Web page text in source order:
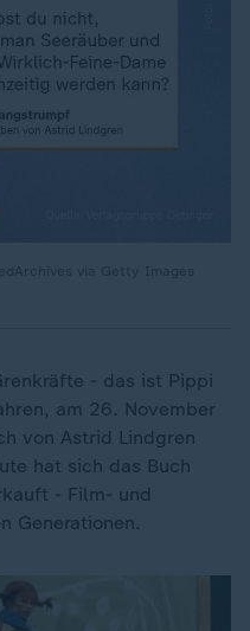
- das ist Pippi
am 26. November
von Astrid Lindgren
hat sich das Buch
- Film- und
Generationen.